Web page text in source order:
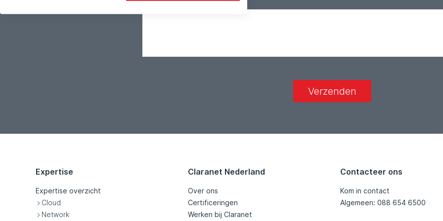
Bericht*
Verzenden
Expertise
Expertise overzicht
Cloud
Network
Claranet Nederland
Over ons
Certificeringen
Werken bij Claranet
Contacteer ons
Kom in contact
Algemeen: 088 654 6500